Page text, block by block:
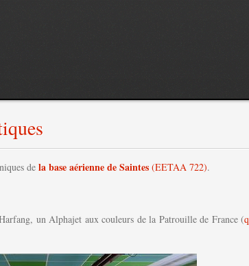
de la base aérienne de Saintes (EETAA 722).
un Alphajet aux couleurs de la Patrouille de France (